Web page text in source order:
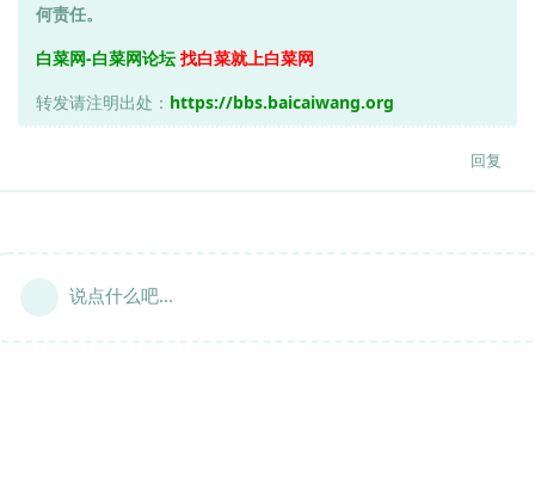
何责任。
白菜网-白菜网论坛 找白菜就上白菜网
转发请注明出处： https://bbs.baicaiwang.org
回复
说点什么吧...